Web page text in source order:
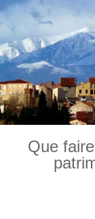
Que